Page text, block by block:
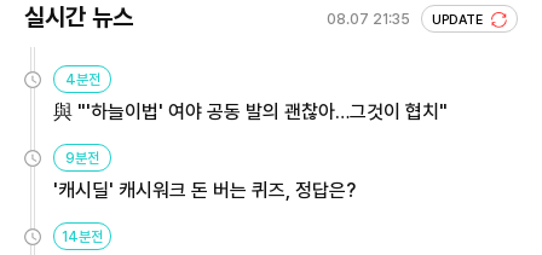
실시간 뉴스 08.07 21:35 UPDATE
4분전
與 "'하늘이법' 여야 공동 발의 괜찮아…그것이 협치"
9분전
'캐시딜' 캐시워크 돈 버는 퀴즈, 정답은?
14분전